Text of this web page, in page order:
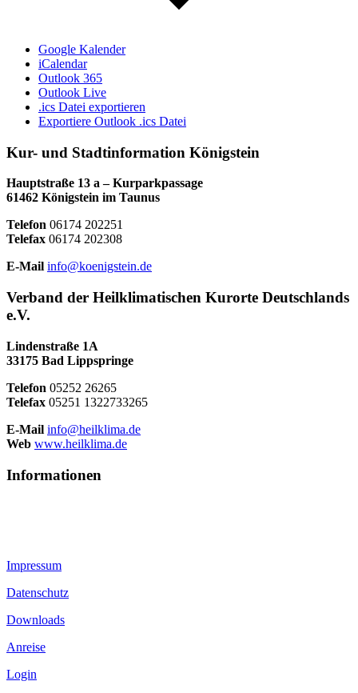
Google Kalender
iCalendar
Outlook 365
Outlook Live
.ics Datei exportieren
Exportiere Outlook .ics Datei
Kur- und Stadtinformation Königstein
Hauptstraße 13 a – Kurparkpassage
61462 Königstein im Taunus
Telefon 06174 202251
Telefax 06174 202308
E-Mail info@koenigstein.de
Verband der Heilklimatischen Kurorte Deutschlands
e.V.
Lindenstraße 1A
33175 Bad Lippspringe
Telefon 05252 26265
Telefax 05251 1322733265
E-Mail info@heilklima.de
Web www.heilklima.de
Informationen
Impressum
Datenschutz
Downloads
Anreise
Login